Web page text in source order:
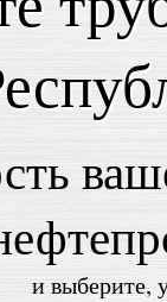
и выберите,